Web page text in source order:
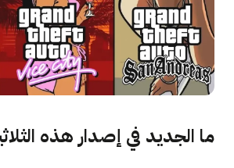
ما الجديد في إصدار هذه